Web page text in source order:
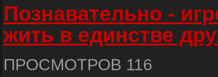
Познавательно -
жить в единстве
ПРОСМОТРОВ 116